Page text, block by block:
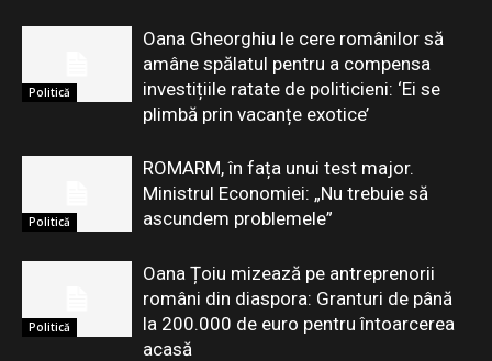
Politică
Oana Gheorghiu le cere românilor să
amâne spălatul pentru a compensa
investițiile ratate de politicieni: ‘Ei se
plimbă prin vacanțe exotice’
Politică
ROMARM, în fața unui test major.
Ministrul Economiei: „Nu trebuie să
ascundem problemele”
Politică
Oana Țoiu mizează pe antreprenorii
români din diaspora: Granturi de până
la 200.000 de euro pentru întoarcerea
acasă